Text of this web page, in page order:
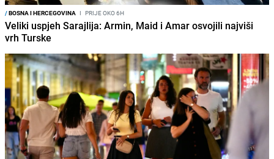
/BOSNA I HERCEGOVINA I PRIJE OKO 6H
Veliki uspjeh Sarajlija: Armin, Maid i Amar osvojili najviši
vrh Turske